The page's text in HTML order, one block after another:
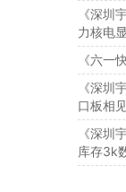
《深圳
力核电
《六一
《深圳
口板相
《深圳
库存3k